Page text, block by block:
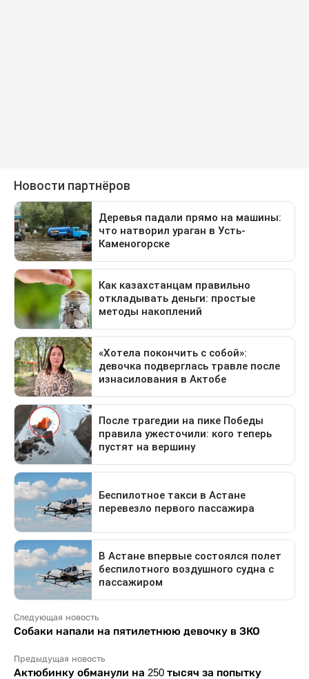
Следующая новость
Собаки напали на пятилетнюю девочку в ЗКО
Предыдущая новость
Актюбинку обманули на 250 тысяч за попытку